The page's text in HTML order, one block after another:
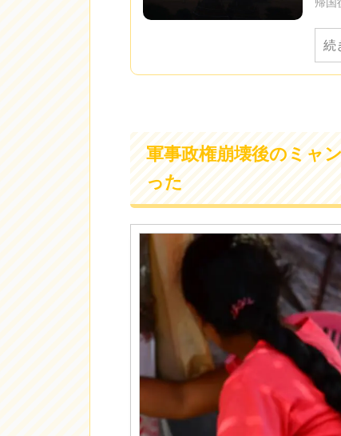
帰国
続
軍事政権崩壊後のミャ
った